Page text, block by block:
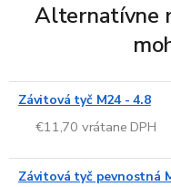
Alternatívne
Závitová tyč M24 - 4.8
€11,70 vrátane DPH
Závitová tyč pevnostná